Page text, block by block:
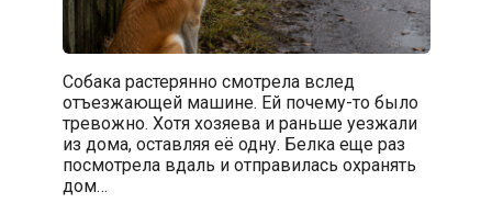
Собака растерянно смотрела вслед
отъезжающей машине. Ей почему-то было
тревожно. Хотя хозяева и раньше уезжали
из дома, оставляя её одну. Белка еще раз
посмотрела вдаль и отправилась охранять
дом…